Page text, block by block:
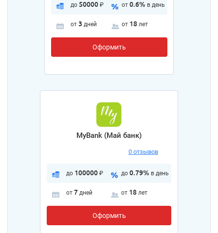
до 50000₽ от 0.6% в день
от 3 дней от 18 лет
Оформить
MyBank (Май банк)
0 отзывов
до 100000 ₽ до 0.79% в день
от 7 дней от 18 лет
Оформить